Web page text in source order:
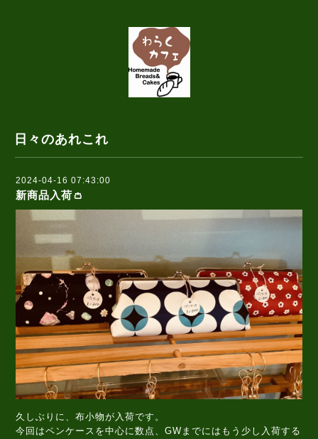
日々のあれこれ
2024-04-16 07:43:00
新商品入荷👛
久しぶりに、布小物が入荷です。
今回はペンケースを中心に数点、GWまでにはもう少し入荷する